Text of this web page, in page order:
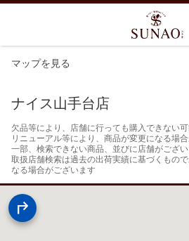
マップを見る
ナイス山手台店
欠品等により、店舗に行っても購入できない
リニューアル等により、商品が変更になる場
一部、検索できない商品、並びに店舗がござ
取扱店舗検索は過去の出荷実績に基づくもの
なる場合がございます